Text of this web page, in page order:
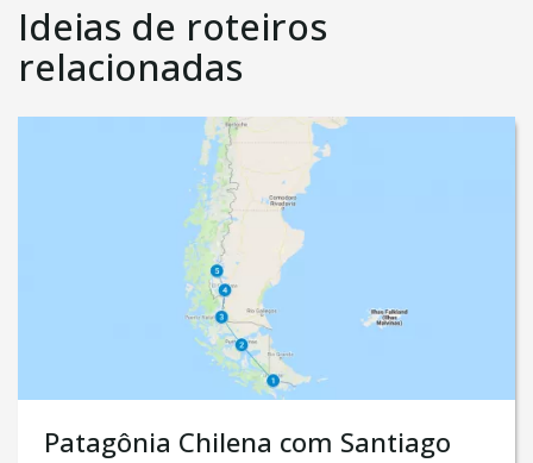
Ideias de roteiros
relacionadas
Patagônia Chilena com Santiago